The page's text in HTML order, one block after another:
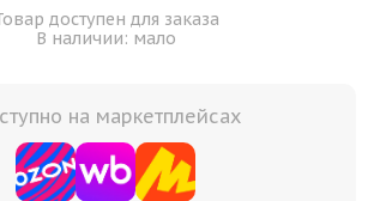
доступен для заказа
В наличии: мало
на маркетплейсах